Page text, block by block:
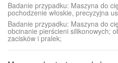
Badanie przypadku: Maszyna do
pochodzenie włoskie, precyzyjna
Badanie przypadku: Maszyna do
obcinanie pierścieni silikonowych;
zacisków i pralek;